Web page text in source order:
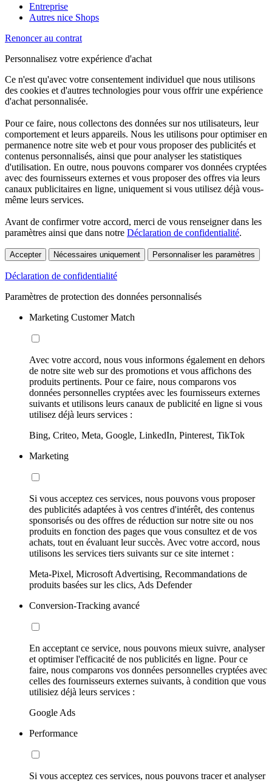
Entreprise
Autres nice Shops
Renoncer au contrat
Personnalisez votre expérience d'achat
Ce n'est qu'avec votre consentement individuel que nous utilisons
des cookies et d'autres technologies pour vous offrir une expérience
d'achat personnalisée.
Pour ce faire, nous collectons des données sur nos utilisateurs, leur
comportement et leurs appareils. Nous les utilisons pour optimiser en
permanence notre site web et pour vous proposer des publicités et
contenus personnalisés, ainsi que pour analyser les statistiques
d'utilisation. En outre, nous pouvons comparer vos données cryptées
avec des fournisseurs externes et vous proposer des offres via leurs
canaux publicitaires en ligne, uniquement si vous utilisez déjà vous-
même leurs services.
Avant de confirmer votre accord, merci de vous renseigner dans les
paramètres ainsi que dans notre Déclaration de confidentialité.
Accepter Nécessaires uniquement Personnaliser les paramètres
Déclaration de confidentialité
Paramètres de protection des données personnalisés
Marketing Customer Match
Avec votre accord, nous vous informons également en dehors
de notre site web sur des promotions et vous affichons des
produits pertinents. Pour ce faire, nous comparons vos
données personnelles cryptées avec les fournisseurs externes
suivants et utilisons leurs canaux de publicité en ligne si vous
utilisez déjà leurs services :
Bing, Criteo, Meta, Google, LinkedIn, Pinterest, TikTok
Marketing
Si vous acceptez ces services, nous pouvons vous proposer
des publicités adaptées à vos centres d'intérêt, des contenus
sponsorisés ou des offres de réduction sur notre site ou nos
produits en fonction des pages que vous consultez et de vos
achats, tout en évaluant leur succès. Avec votre accord, nous
utilisons les services tiers suivants sur ce site internet :
Meta-Pixel, Microsoft Advertising, Recommandations de
produits basées sur les clics, Ads Defender
Conversion-Tracking avancé
En acceptant ce service, nous pouvons mieux suivre, analyser
et optimiser l'efficacité de nos publicités en ligne. Pour ce
faire, nous comparons vos données personnelles cryptées avec
celles des fournisseurs externes suivants, à condition que vous
utilisiez déjà leurs services :
Google Ads
Performance
Si vous acceptez ces services, nous pouvons tracer et analyser